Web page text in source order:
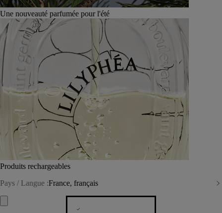
Une nouveauté parfumée pour l'été
Produits rechargeables
Pays / Langue :France, français